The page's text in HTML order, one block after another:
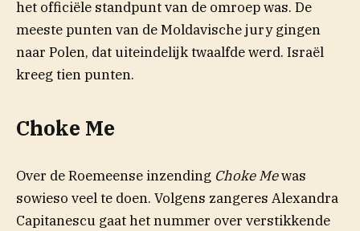
het officiële standpunt van de omroep was. De
meeste punten van de Moldavische jury gingen
naar Polen, dat uiteindelijk twaalfde werd. Israël
kreeg tien punten.
Choke Me
Over de Roemeense inzending Choke Mewas
sowieso veel te doen. Volgens zangeres Alexandra
Capitanescu gaat het nummer over verstikkende